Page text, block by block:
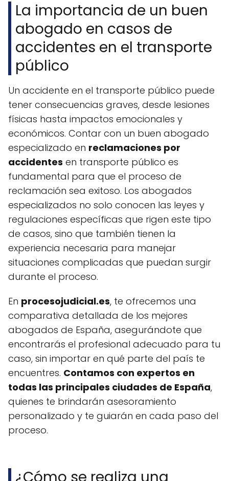
La importancia de un buen
abogado en casos de
accidentes en el transporte
público
Un accidente en el transporte público puede
tener consecuencias graves, desde lesiones
físicas hasta impactos emocionales y
económicos. Contar con un buen abogado
especializado en reclamaciones por
accidentes en transporte público es
fundamental para que el proceso de
reclamación sea exitoso. Los abogados
especializados no solo conocen las leyes y
regulaciones específicas que rigen este tipo
de casos, sino que también tienen la
experiencia necesaria para manejar
situaciones complicadas que puedan surgir
durante el proceso.
En procesojudicial.es, te ofrecemos una
comparativa detallada de los mejores
abogados de España, asegurándote que
encontrarás el profesional adecuado para tu
caso, sin importar en qué parte del país te
encuentres. Contamos con expertos en
todas las principales ciudades de España,
quienes te brindarán asesoramiento
personalizado y te guiarán en cada paso del
proceso.